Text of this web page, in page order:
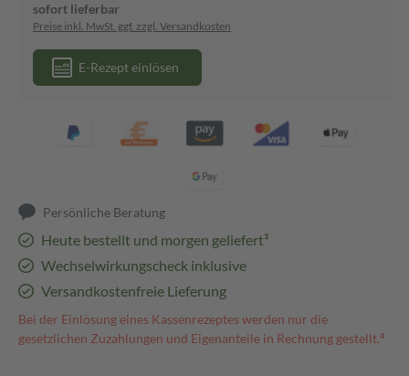
sofort lieferbar
Preise inkl. MwSt. ggf. zzgl. Versandkosten
E-Rezept einlösen
Persönliche Beratung
Heute bestellt und morgen geliefert³
Wechselwirkungscheck inklusive
Versandkostenfreie Lieferung
Bei der Einlösung eines Kassenrezeptes werden nur die
gesetzlichen Zuzahlungen und Eigenanteile in Rechnung gestellt.⁴